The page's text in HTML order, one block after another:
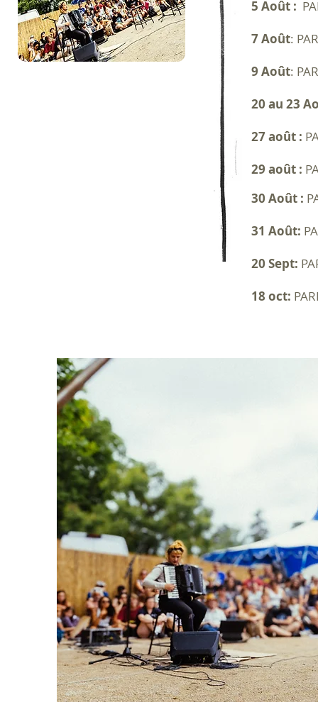
5 Août :
7 Août:
9 Août:
20 au 23
27 août :
29 août :
30 Août :
31 Août:
20 Sept:
18 oct: